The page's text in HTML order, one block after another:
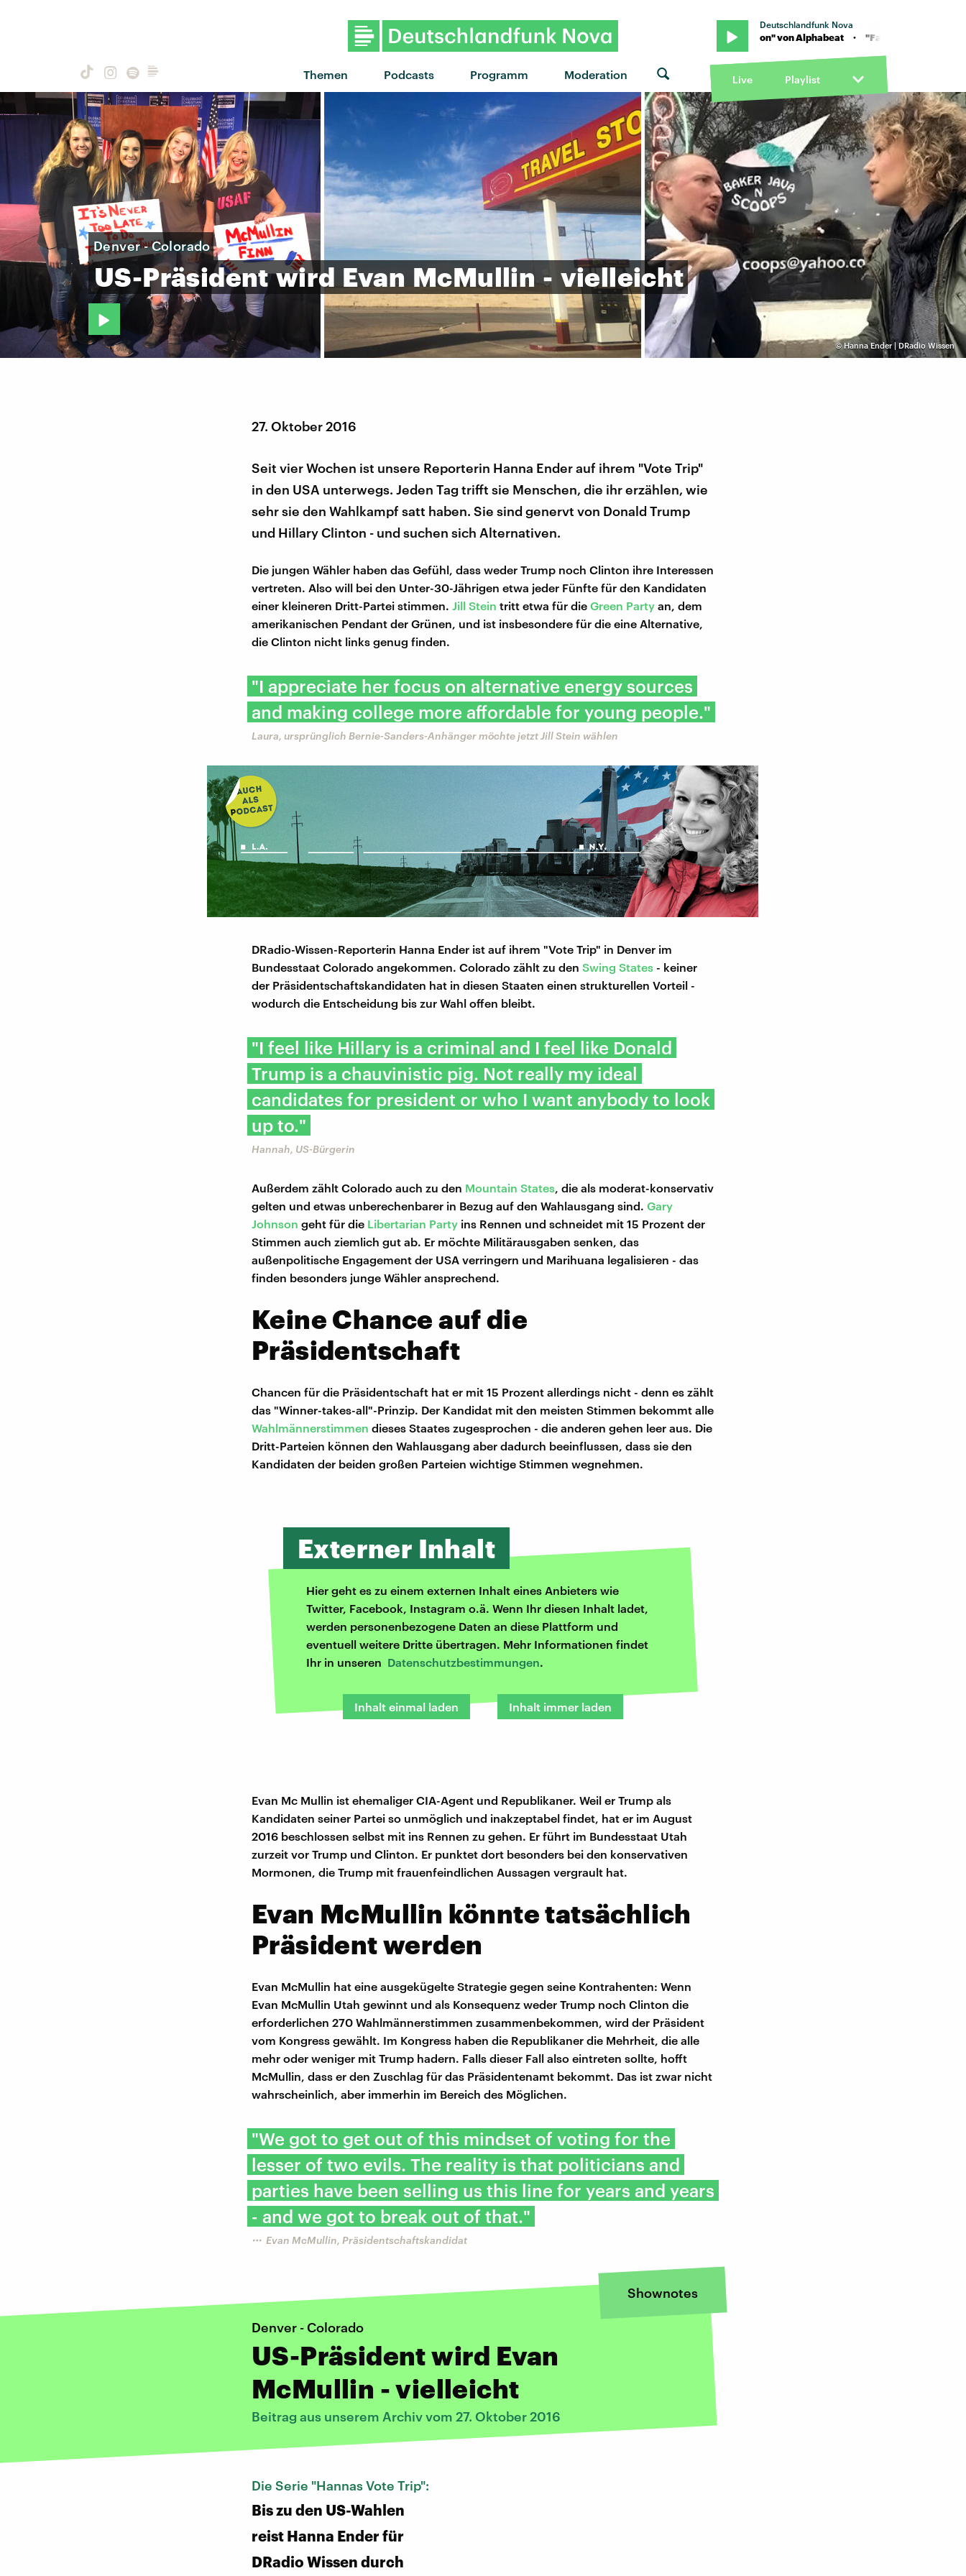
Themen Podcasts Programm Moderation
Deutschlandfunk Nova
"Fascination" von Alphabeat · "Fascination" von Alphabeat · "Fascination" von Alphabeat
Live Playlist
©Hanna Ender | DRadio Wissen
Denver - Colorado
US-Präsident wird Evan McMullin - vielleicht
27. Oktober 2016
Seit vier Wochen ist unsere Reporterin Hanna Ender auf ihrem "Vote Trip"
in den USA unterwegs. Jeden Tag trifft sie Menschen, die ihr erzählen, wie
sehr sie den Wahlkampf satt haben. Sie sind genervt von Donald Trump
und Hillary Clinton - und suchen sich Alternativen.
Die jungen Wähler haben das Gefühl, dass weder Trump noch Clinton ihre Interessen
vertreten. Also will bei den Unter-30-Jährigen etwa jeder Fünfte für den Kandidaten
einer kleineren Dritt-Partei stimmen. Jill Stein tritt etwa für die Green Party an, dem
amerikanischen Pendant der Grünen, und ist insbesondere für die eine Alternative,
die Clinton nicht links genug finden.
"I appreciate her focus on alternative energy sources
and making college more affordable for young people."
Laura, ursprünglich Bernie-Sanders-Anhänger möchte jetzt Jill Stein wählen
DRadio-Wissen-Reporterin Hanna Ender ist auf ihrem "Vote Trip" in Denver im
Bundesstaat Colorado angekommen. Colorado zählt zu den Swing States - keiner
der Präsidentschaftskandidaten hat in diesen Staaten einen strukturellen Vorteil -
wodurch die Entscheidung bis zur Wahl offen bleibt.
"I feel like Hillary is a criminal and I feel like Donald
Trump is a chauvinistic pig. Not really my ideal
candidates for president or who I want anybody to look
up to."
Hannah, US-Bürgerin
Außerdem zählt Colorado auch zu den Mountain States, die als moderat-konservativ
gelten und etwas unberechenbarer in Bezug auf den Wahlausgang sind. Gary
Johnson geht für die Libertarian Party ins Rennen und schneidet mit 15 Prozent der
Stimmen auch ziemlich gut ab. Er möchte Militärausgaben senken, das
außenpolitische Engagement der USA verringern und Marihuana legalisieren - das
finden besonders junge Wähler ansprechend.
Keine Chance auf die
Präsidentschaft
Chancen für die Präsidentschaft hat er mit 15 Prozent allerdings nicht - denn es zählt
das "Winner-takes-all"-Prinzip. Der Kandidat mit den meisten Stimmen bekommt alle
Wahlmännerstimmen dieses Staates zugesprochen - die anderen gehen leer aus. Die
Dritt-Parteien können den Wahlausgang aber dadurch beeinflussen, dass sie den
Kandidaten der beiden großen Parteien wichtige Stimmen wegnehmen.
Externer Inhalt
Hier geht es zu einem externen Inhalt eines Anbieters wie
Twitter, Facebook, Instagram o.ä. Wenn Ihr diesen Inhalt ladet,
werden personenbezogene Daten an diese Plattform und
eventuell weitere Dritte übertragen. Mehr Informationen findet
Ihr in unseren Datenschutzbestimmungen.
Inhalt einmal laden Inhalt immer laden
Evan Mc Mullin ist ehemaliger CIA-Agent und Republikaner. Weil er Trump als
Kandidaten seiner Partei so unmöglich und inakzeptabel findet, hat er im August
2016 beschlossen selbst mit ins Rennen zu gehen. Er führt im Bundesstaat Utah
zurzeit vor Trump und Clinton. Er punktet dort besonders bei den konservativen
Mormonen, die Trump mit frauenfeindlichen Aussagen vergrault hat.
Evan McMullin könnte tatsächlich
Präsident werden
Evan McMullin hat eine ausgekügelte Strategie gegen seine Kontrahenten: Wenn
Evan McMullin Utah gewinnt und als Konsequenz weder Trump noch Clinton die
erforderlichen 270 Wahlmännerstimmen zusammenbekommen, wird der Präsident
vom Kongress gewählt. Im Kongress haben die Republikaner die Mehrheit, die alle
mehr oder weniger mit Trump hadern. Falls dieser Fall also eintreten sollte, hofft
McMullin, dass er den Zuschlag für das Präsidentenamt bekommt. Das ist zwar nicht
wahrscheinlich, aber immerhin im Bereich des Möglichen.
"We got to get out of this mindset of voting for the
lesser of two evils. The reality is that politicians and
parties have been selling us this line for years and years
- and we got to break out of that."
Evan McMullin, Präsidentschaftskandidat
Shownotes
Denver - Colorado
US-Präsident wird Evan
McMullin - vielleicht
Beitrag aus unserem Archiv vom 27. Oktober 2016
Die Serie "Hannas Vote Trip":
Bis zu den US-Wahlen
reist Hanna Ender für
DRadio Wissen durch